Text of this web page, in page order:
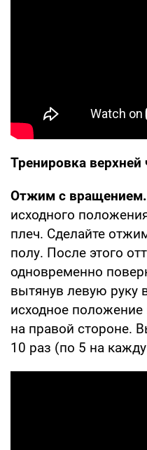
Тренировка верхней
Отжим с вращением.
исходного
плеч. Сделайте
полу. После этого
одновременно
вытянув левую руку
исходное
на правой стороне.
10 раз (по 5 на